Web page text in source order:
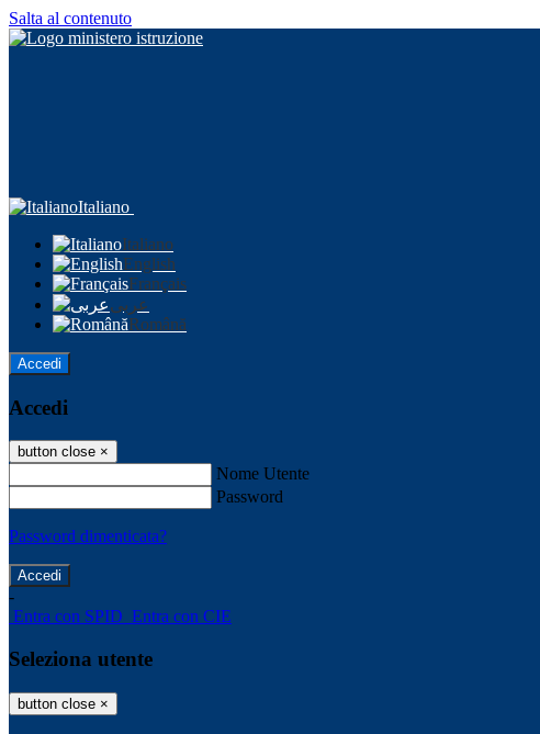
Salta al contenuto
Italiano
Italiano
English
Français
عربى
Română
Accedi
Accedi
button close ×
Nome Utente
Password
Password dimenticata?
-
Entra con SPID Entra con CIE
Seleziona utente
button close ×